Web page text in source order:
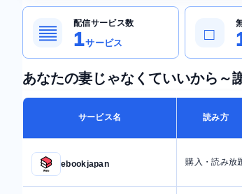
▤
配信サービス数
1サービス □
あなたの妻じゃなくていいから～
サービス名 読み方
ebookjapan 購入・読み放